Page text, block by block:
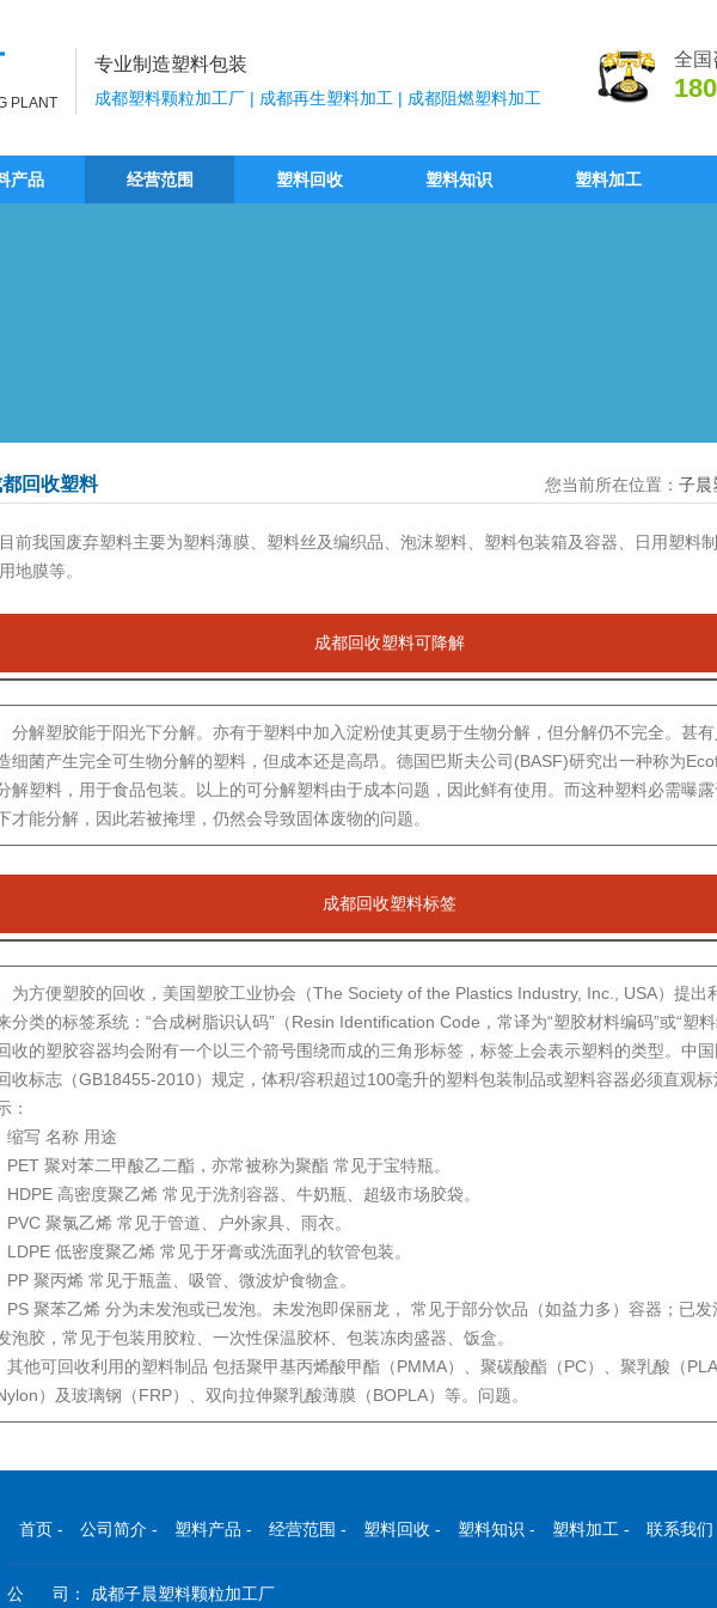
PLANT
专业制造塑料包装
成都塑料颗粒加工厂 | 成都再生塑料加工 | 成都阻燃塑料加工
全国
产品 经营范围 塑料回收 塑料知识 塑料加工
都回收塑料 您当前所在位置： 子晨
目前我国废弃塑料主要为塑料薄膜、塑料丝及编织品、泡沫塑料、塑料包装箱及容器、日用塑料
地膜等。
成都回收塑料可降解
分解塑胶能于阳光下分解。亦有于塑料中加入淀粉使其更易于生物分解，但分解仍不完全。甚
细菌产生完全可生物分解的塑料，但成本还是高昂。德国巴斯夫公司(BASF)研究出一种称为
解塑料，用于食品包装。以上的可分解塑料由于成本问题，因此鲜有使用。而这种塑料必需曝
才能分解，因此若被掩埋，仍然会导致固体废物的问题。
成都回收塑料标签
为方便塑胶的回收，美国塑胶工业协会（The Society of the Plastics Industry, Inc., USA）提出
分类的标签系统：“合成树脂识认码”（Resin Identification Code，常译为“塑胶材料编码”或“塑料
收的塑胶容器均会附有一个以三个箭号围绕而成的三角形标签，标签上会表示塑料的类型。中
收标志（GB18455-2010）规定，体积/容积超过100毫升的塑料包装制品或塑料容器必须直观标
：
写 名称 用途
聚对苯二甲酸乙二酯，亦常被称为聚酯 常见于宝特瓶。
高密度聚乙烯 常见于洗剂容器、牛奶瓶、超级市场胶袋。
聚氯乙烯 常见于管道、户外家具、雨衣。
低密度聚乙烯 常见于牙膏或洗面乳的软管包装。
聚丙烯 常见于瓶盖、吸管、微波炉食物盒。
聚苯乙烯 分为未发泡或已发泡。未发泡即保丽龙， 常见于部分饮品（如益力多）容器；已发
泡胶，常见于包装用胶粒、一次性保温胶杯、包装冻肉盛器、饭盒。
他可回收利用的塑料制品 包括聚甲基丙烯酸甲酯（PMMA）、聚碳酸酯（PC）、聚乳酸（
Nylon）及玻璃钢（FRP）、双向拉伸聚乳酸薄膜（BOPLA）等。问题。
首页 - 公司简介 - 塑料产品 - 经营范围 - 塑料回收 - 塑料知识 - 塑料加工 - 联系我们
公 司： 成都子晨塑料颗粒加工厂